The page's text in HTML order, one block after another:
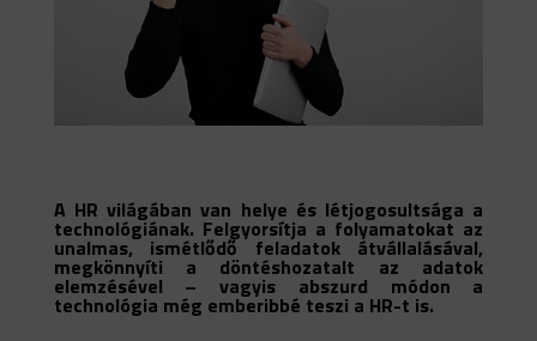
A HR világában van helye és létjogosultsága a
technológiának. Felgyorsítja a folyamatokat az
unalmas, ismétlődő feladatok átvállalásával,
megkönnyíti a döntéshozatalt az adatok
elemzésével – vagyis abszurd módon a
technológia még emberibbé teszi a HR-t is.